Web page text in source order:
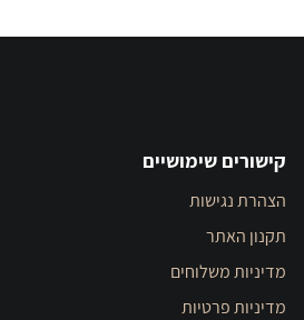
קישורים שימושיים
הצהרת נגישות
תקנון האתר
מדיניות משלוחים
מדיניות פרטיות